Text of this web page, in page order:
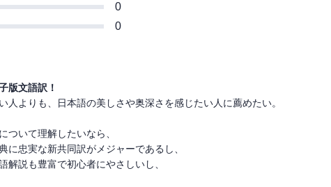
0
0
版文語訳！
人よりも、日本語の美しさや奥深さを感じたい人に薦めたい。
ついて理解したいなら、
に忠実な新共同訳がメジャーであるし、
解説も豊富で初心者にやさしいし、